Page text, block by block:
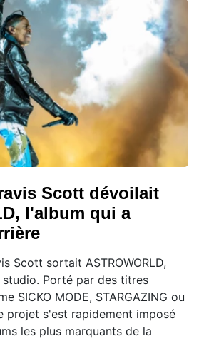
Scott dévoilait
l'album qui a
Scott sortait ASTROWORLD,
Porté par des titres
SICKO MODE, STARGAZING ou
projet s'est rapidement imposé
les plus marquants de la